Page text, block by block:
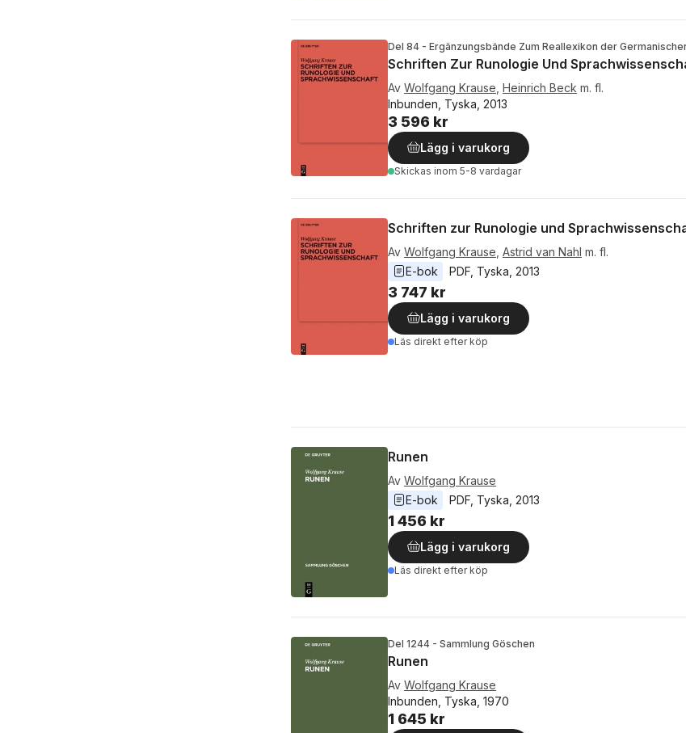
Del 84 - Ergänzungsbände Zum Reallexikon der
Schriften Zur Runologie Und
Av Wolfgang Krause Heinrich Beck m. fl.
Inbunden, Tyska, 2013
3 596 kr
Lägg i varukorg
Skickas inom 5-8 vardagar
Schriften zur Runologie und
Av Wolfgang Krause Astrid van Nahl m. fl.
E-bok
PDF Tyska 2013
3 747 kr
Lägg i varukorg
Läs direkt efter köp
Runen
Av Wolfgang Krause
E-bok
PDF Tyska 2013
1 456 kr
Lägg i varukorg
Läs direkt efter köp
Del 1244 - Sammlung Göschen
Runen
Av Wolfgang Krause
Inbunden, Tyska, 1970
1 645 kr